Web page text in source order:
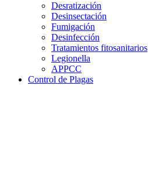
Desratización
Desinsectación
Fumigación
Desinfección
Tratamientos fitosanitarios
Legionella
APPCC
Control de Plagas